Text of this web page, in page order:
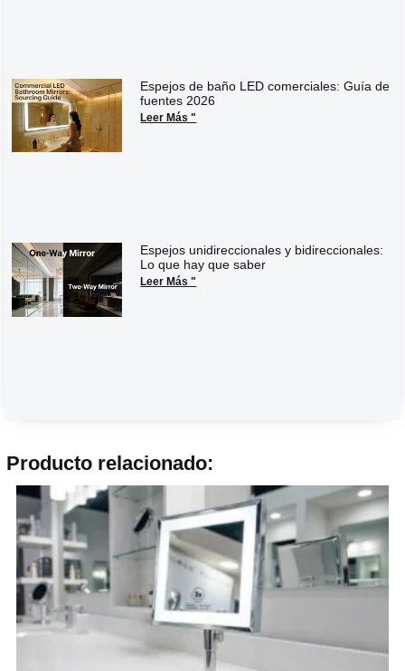
Espejos de baño LED comerciales: Guía de
fuentes 2026
Leer Más "
Espejos unidireccionales y bidireccionales:
Lo que hay que saber
Leer Más "
Producto relacionado: